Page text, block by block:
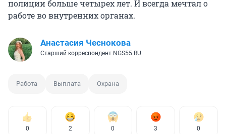
полиции больше четырех лет. И всегда мечтал о
работе во внутренних органах.
Анастасия Чеснокова
Старший корреспондент NGS55.RU
Работа Выплата Охрана
0 2 0 3 0